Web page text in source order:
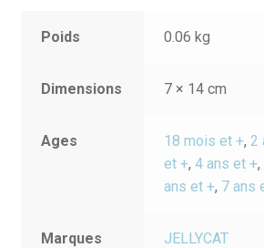
Poids 0.06 kg
Dimensions 7 × 14 cm
Ages 18 mois et +, 2
et +,4 ans et +,
ans et +, 7 ans
Marques JELLYCAT